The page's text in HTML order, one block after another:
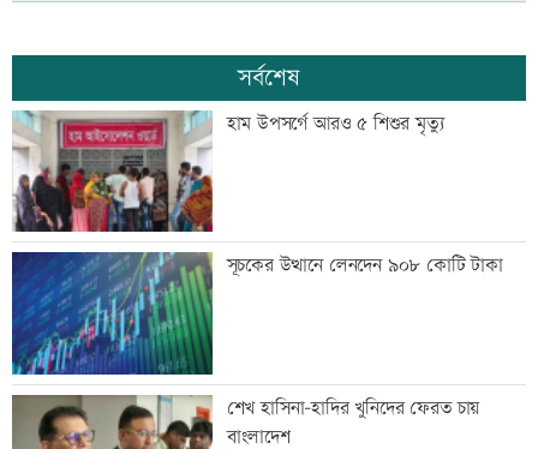
সর্বশেষ
হাম উপসর্গে আরও ৫ শিশুর মৃত্যু
সূচকের উত্থানে লেনদেন ৯০৮ কোটি টাকা
শেখ হাসিনা-হাদির খুনিদের ফেরত চায়
বাংলাদেশ